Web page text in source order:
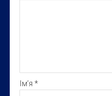
Ім’я *